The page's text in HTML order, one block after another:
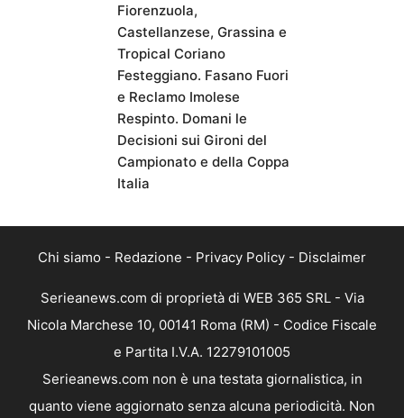
Fiorenzuola,
Castellanzese, Grassina e
Tropical Coriano
Festeggiano. Fasano Fuori
e Reclamo Imolese
Respinto. Domani le
Decisioni sui Gironi del
Campionato e della Coppa
Italia
Chi siamo - Redazione - Privacy Policy - Disclaimer
Serieanews.com di proprietà di WEB 365 SRL - Via
Nicola Marchese 10, 00141 Roma (RM) - Codice Fiscale
e Partita I.V.A. 12279101005
Serieanews.com non è una testata giornalistica, in
quanto viene aggiornato senza alcuna periodicità. Non